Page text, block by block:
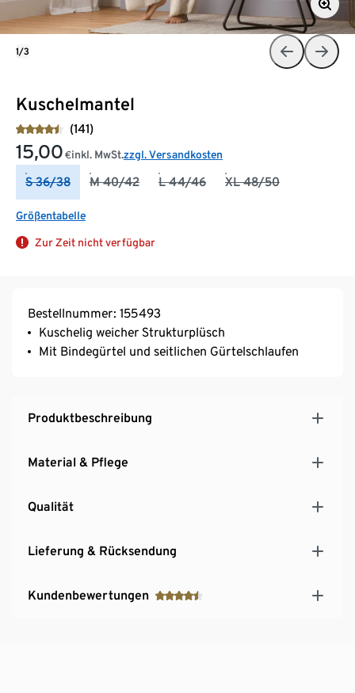
Kuschelmantel
(141)
15,00 €inkl. MwSt.zzgl. Versandkosten
S 36/38 M 40/42 L 44/46 XL 48/50
Größentabelle
Zur Zeit nicht verfügbar
1/3
Bestellnummer: 155493
Kuschelig weicher Strukturplüsch
Mit Bindegürtel und seitlichen Gürtelschlaufen
Produktbeschreibung
Material & Pflege
Qualität
Lieferung & Rücksendung
Kundenbewertungen